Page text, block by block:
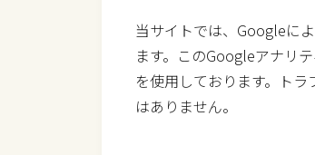
当サイトでは、Googleに
ます。このGoogleアナリ
を使用しております。ト
はありません。